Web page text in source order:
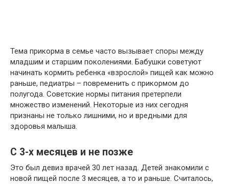
Тема прикорма в семье часто вызывает споры между
младшим и старшим поколениями. Бабушки советуют
начинать кормить ребенка «взрослой» пищей как можно
раньше, педиатры – повременить с прикормом до
полугода. Советские нормы питания претерпели
множество изменений. Некоторые из них сегодня
признаны не только лишними, но и вредными для
здоровья малыша.
С 3-х месяцев и не позже
Это был девиз врачей 30 лет назад. Детей знакомили с
новой пищей после 3 месяцев, а то и раньше. Считалось,